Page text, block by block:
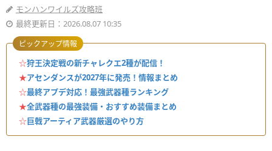
モンハンワイルズ攻略班
最終更新日：2026.08.07 10:35
☆狩王決定戦の新チャレクエ2種が配信！
★アセンダンスが2027年に発売！情報まとめ
☆最終アプデ対応！最強武器種ランキング
★全武器種の最強装備・おすすめ装備まとめ
☆巨戟アーティア武器厳選のやり方
ピックアップ情報